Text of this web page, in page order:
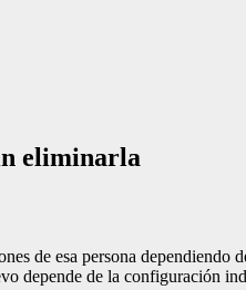
eliminarla
de esa persona
depende de la configuración